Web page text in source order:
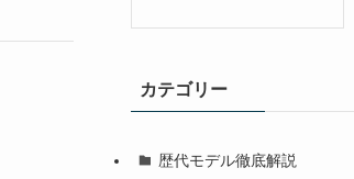
カテゴリー
歴代モデル徹底解説